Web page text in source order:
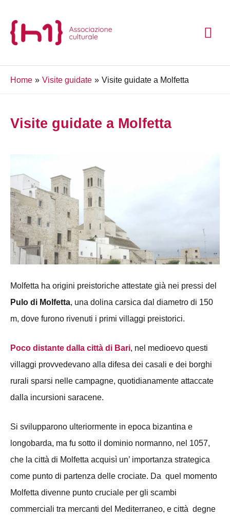
contenuto
Home Visite guidate Visite guidate a Molfetta
Visite guidate a Molfetta
Molfetta ha origini preistoriche attestate già nei pressi del
Pulo di Molfetta, una dolina carsica dal diametro di 150
m, dove furono rivenuti i primi villaggi preistorici.
Poco distante dalla città di Bari, nel medioevo questi
villaggi provvedevano alla difesa dei casali e dei borghi
rurali sparsi nelle campagne, quotidianamente attaccate
dalla incursioni saracene.
Si svilupparono ulteriormente in epoca bizantina e
longobarda, ma fu sotto il dominio normanno, nel 1057,
che la città di Molfetta acquisì un’ importanza strategica
come punto di partenza delle crociate. Da quel momento
Molfetta divenne punto cruciale per gli scambi
commerciali tra mercanti del Mediterraneo, e città degne